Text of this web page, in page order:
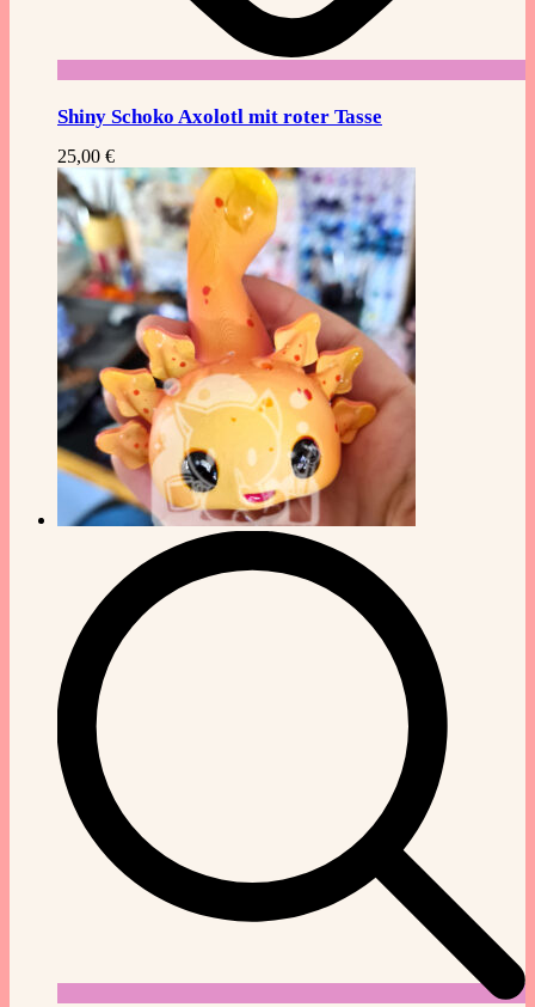
Shiny Schoko Axolotl mit roter Tasse
25,00 €